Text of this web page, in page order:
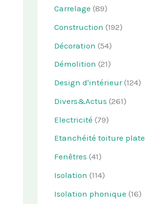
Carrelage (89)
Construction (192)
Décoration (54)
Démolition (21)
Design d'intérieur(124)
Divers&Actus (261)
Electricité (79)
Etanchéité toiture plate
Fenêtres (41)
Isolation (114)
Isolation phonique (16)